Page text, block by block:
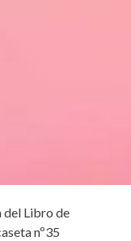
del Libro de
nº35